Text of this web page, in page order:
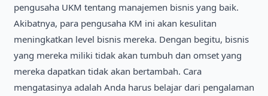
pengusaha UKM tentang manajemen bisnis yang baik.
Akibatnya, para pengusaha KM ini akan kesulitan
meningkatkan level bisnis mereka. Dengan begitu, bisnis
yang mereka miliki tidak akan tumbuh dan omset yang
mereka dapatkan tidak akan bertambah. Cara
mengatasinya adalah Anda harus belajar dari pengalaman